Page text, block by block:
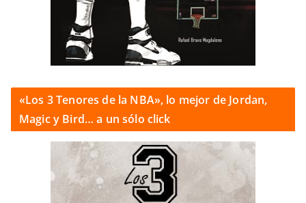
«Los 3 Tenores de la NBA», lo mejor de Jordan,
Magic y Bird… a un sólo click